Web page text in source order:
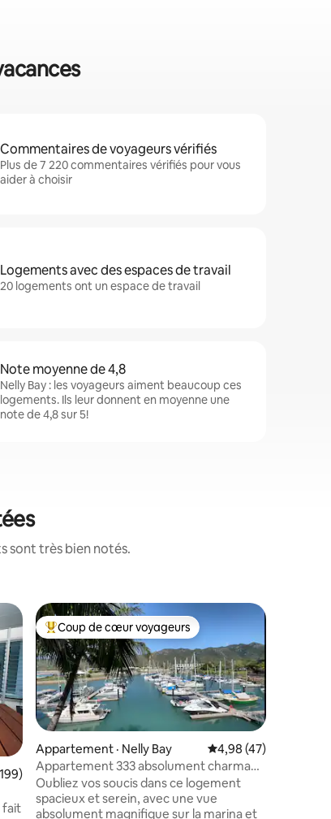
Commentaires de voyageurs vérifiés
Plus de 7 220 commentaires vérifiés pour vous
aider à choisir
Logements avec des espaces de travail
20 logements ont un espace de travail
Note moyenne de 4,8
Nelly Bay : les voyageurs aiment beaucoup ces
logements. Ils leur donnent en moyenne une
note de 4,8 sur 5!
sont très bien notés.
de 4,82 sur 5, 199 commentaires
fait
Coup de cœur voyageurs parmi les plus aimés
Coup de cœur voyageurs
Appartement · Nelly Bay Note moyenne de
4,98 (47)
Appartement 333 absolument charmant
au bord de l'eau
Oubliez vos soucis dans ce logement
spacieux et serein, avec une vue
absolument magnifique sur la marina et